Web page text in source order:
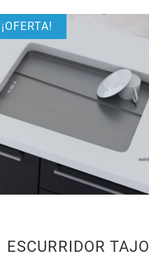
¡OFERTA!
ESCURRIDOR TAJO